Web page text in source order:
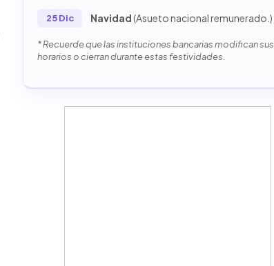
25 Dic Navidad(Asueto nacional remunerado.)
* Recuerde que las instituciones bancarias modifican sus
horarios o cierran durante estas festividades.